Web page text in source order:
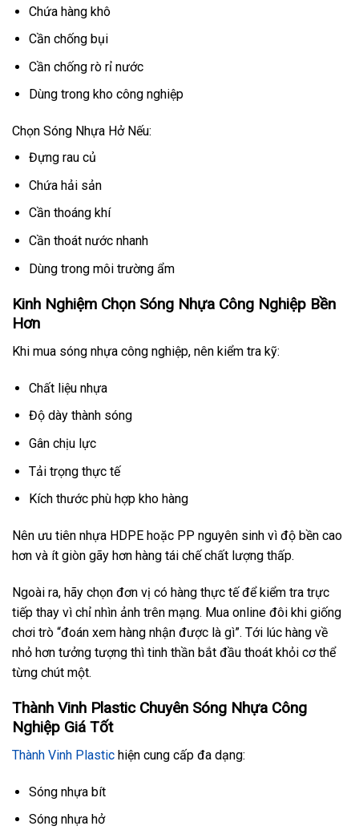
Chứa hàng khô
Cần chống bụi
Cần chống rò rỉ nước
Dùng trong kho công nghiệp
Chọn Sóng Nhựa Hở Nếu:
Đựng rau củ
Chứa hải sản
Cần thoáng khí
Cần thoát nước nhanh
Dùng trong môi trường ẩm
Kinh Nghiệm Chọn Sóng Nhựa Công Nghiệp Bền
Hơn
Khi mua sóng nhựa công nghiệp, nên kiểm tra kỹ:
Chất liệu nhựa
Độ dày thành sóng
Gân chịu lực
Tải trọng thực tế
Kích thước phù hợp kho hàng
Nên ưu tiên nhựa HDPE hoặc PP nguyên sinh vì độ bền cao
hơn và ít giòn gãy hơn hàng tái chế chất lượng thấp.
Ngoài ra, hãy chọn đơn vị có hàng thực tế để kiểm tra trực
tiếp thay vì chỉ nhìn ảnh trên mạng. Mua online đôi khi giống
chơi trò “đoán xem hàng nhận được là gì”. Tới lúc hàng về
nhỏ hơn tưởng tượng thì tinh thần bắt đầu thoát khỏi cơ thể
từng chút một.
Thành Vinh Plastic Chuyên Sóng Nhựa Công
Nghiệp Giá Tốt
Thành Vinh Plastic hiện cung cấp đa dạng:
Sóng nhựa bít
Sóng nhựa hở